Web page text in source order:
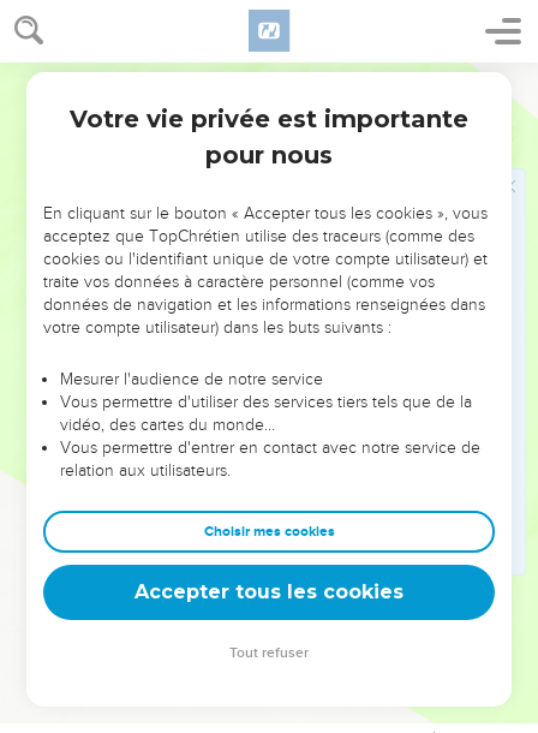
Psaumes 68
Là Benjamin le petit a dominé sur eux ; les principaux de
Juda ont été leur accablement de pierres : [là ont dominé]
les principaux de Zabulon, [et] les principaux de Nephthali.
toi qui nous as fait ceci.
Dans ton Temple, à Jérusalem, les Rois t'amèneront des
Tance rudement les bêtes sauvages des roseaux,
l'assemblée des forts taureaux, et les veaux des peuples, [et]
ceux qui se montrent parés de lames d'argent. Il a dissipé les
peuples qui ne demandent que la guerre.
d'étendre ses mains vers Dieu.
Royaumes de la terre, chantez à Dieu, psalmodiez au
Seigneur ; Sélah.
34
cieux qui sont d'ancienneté ; voilà, il fait retentir de sa voix
un son véhément.
Attribuez la force à Dieu ; sa magnificence est sur Israël, et
sa force est dans les nuées.
Ô Dieu ! Tu es redouté à cause de tes Sanctuaires. Le
Votre vie privée est importante
pour nous
En cliquant sur le bouton « Accepter tous les cookies », vous
acceptez que TopChrétien utilise des traceurs (comme des
cookies ou l'identifiant unique de votre compte utilisateur) et
traite vos données à caractère personnel (comme vos
données de navigation et les informations renseignées dans
votre compte utilisateur) dans les buts suivants :
Mesurer l'audience de notre service
Vous permettre d'utiliser des services tiers tels que de la
vidéo, des cartes du monde…
Vous permettre d'entrer en contact avec notre service de
relation aux utilisateurs.
Choisir mes cookies
Accepter tous les cookies
Tout refuser